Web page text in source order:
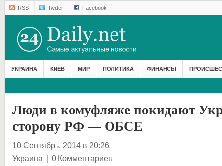
RSS Twitter Facebook
УКРАИНА КИЕВ МИР ПОЛИТИКА ФИНАНСЫ
Люди в комуфляже покидают
сторону РФ — ОБСЕ
10 Сентябрь, 2014 в 20:26
Украина | 0 Комментариев